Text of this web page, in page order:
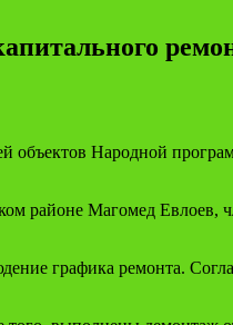
Народной
районе Магомед Евлоев,
графика ремонта.